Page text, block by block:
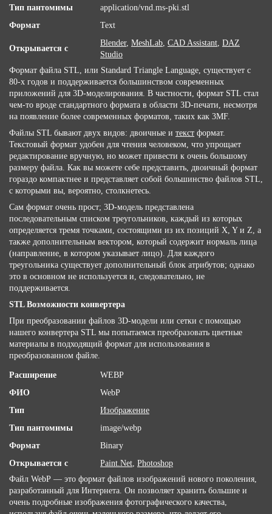
Тип пантомимы
application/vnd.ms-pki.stl
Формат
Text
Открывается с
Blender, MeshLab, CAD Assistant, DAZ
Studio
Формат файла STL, или Standard Triangle Language, существует с
80-х годов и поддерживается большинством современных
приложений для 3D-моделирования. В частности, формат STL стал
чем-то вроде стандартного формата в области 3D-печати, несмотря
на появление более современных форматов, таких как 3MF.
Файлы STL бывают двух видов: двоичные и текст формат.
Текстовый формат удобен для чтения человеком, что упрощает
редактирование вручную, но может привести к очень большому
размеру файла. Как вы можете себе представить, двоичный формат
гораздо компактнее и представляет собой большинство файлов STL,
с которыми вы, вероятно, столкнетесь.
Сам формат очень прост; 3D-модель представлена ​​
последовательным списком треугольников, каждый из которых
определяется тремя точками, состоящими из их позиций X, Y и Z, а
также дополнительным вектором, который содержит нормаль лица
(направление, в котором указывает лицо). Для каждого
треугольника существует дополнительный блок атрибутов; однако
это в основном не используется и, следовательно, не
поддерживается.
STL Возможности конвертера
При преобразовании файлов 3D-модели или сетки с помощью
нашего конвертера STL мы попытаемся преобразовать цветные
материалы в подходящий формат для использования в
преобразованном файле.
Расширение
WEBP
ФИО
WebP
Тип
Изображение
Тип пантомимы
image/webp
Формат
Binary
Открывается с
Paint.Net, Photoshop
Файл WebP — это формат файлов изображений нового поколения,
разработанный для Интернета. Он позволяет хранить большие и
очень подробные изображения фотографического качества,